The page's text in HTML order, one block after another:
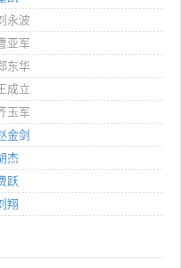
永波
亚军
东华
成立
玉军
金剑
杰
跃
翔